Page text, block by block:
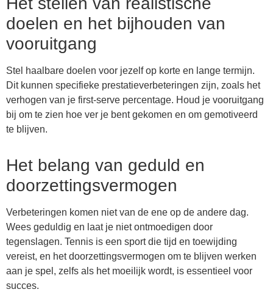
doelen en het bijhouden van
vooruitgang
Stel haalbare doelen voor jezelf op korte en lange termijn.
Dit kunnen specifieke prestatieverbeteringen zijn, zoals het
verhogen van je first-serve percentage. Houd je vooruitgang
bij om te zien hoe ver je bent gekomen en om gemotiveerd
te blijven.
Het belang van geduld en
doorzettingsvermogen
Verbeteringen komen niet van de ene op de andere dag.
Wees geduldig en laat je niet ontmoedigen door
tegenslagen. Tennis is een sport die tijd en toewijding
vereist, en het doorzettingsvermogen om te blijven werken
aan je spel, zelfs als het moeilijk wordt, is essentieel voor
succes.